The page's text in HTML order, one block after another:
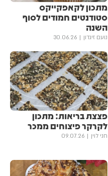
מתכון לקאפקייקס
סטודנטים חמודים לסוף
השנה
נועם זיגדון 30.06.26
פצצת בריאות: מתכון
לקרקר פיצוחים ממכר
חני לוין 09.07.26